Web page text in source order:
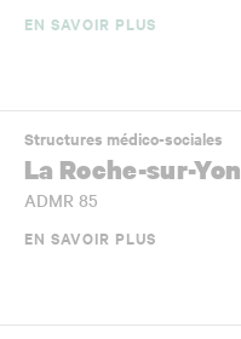
EN SAVOIR PLUS
Structures médico-sociales
La Roche-sur-Yon
ADMR 85
EN SAVOIR PLUS